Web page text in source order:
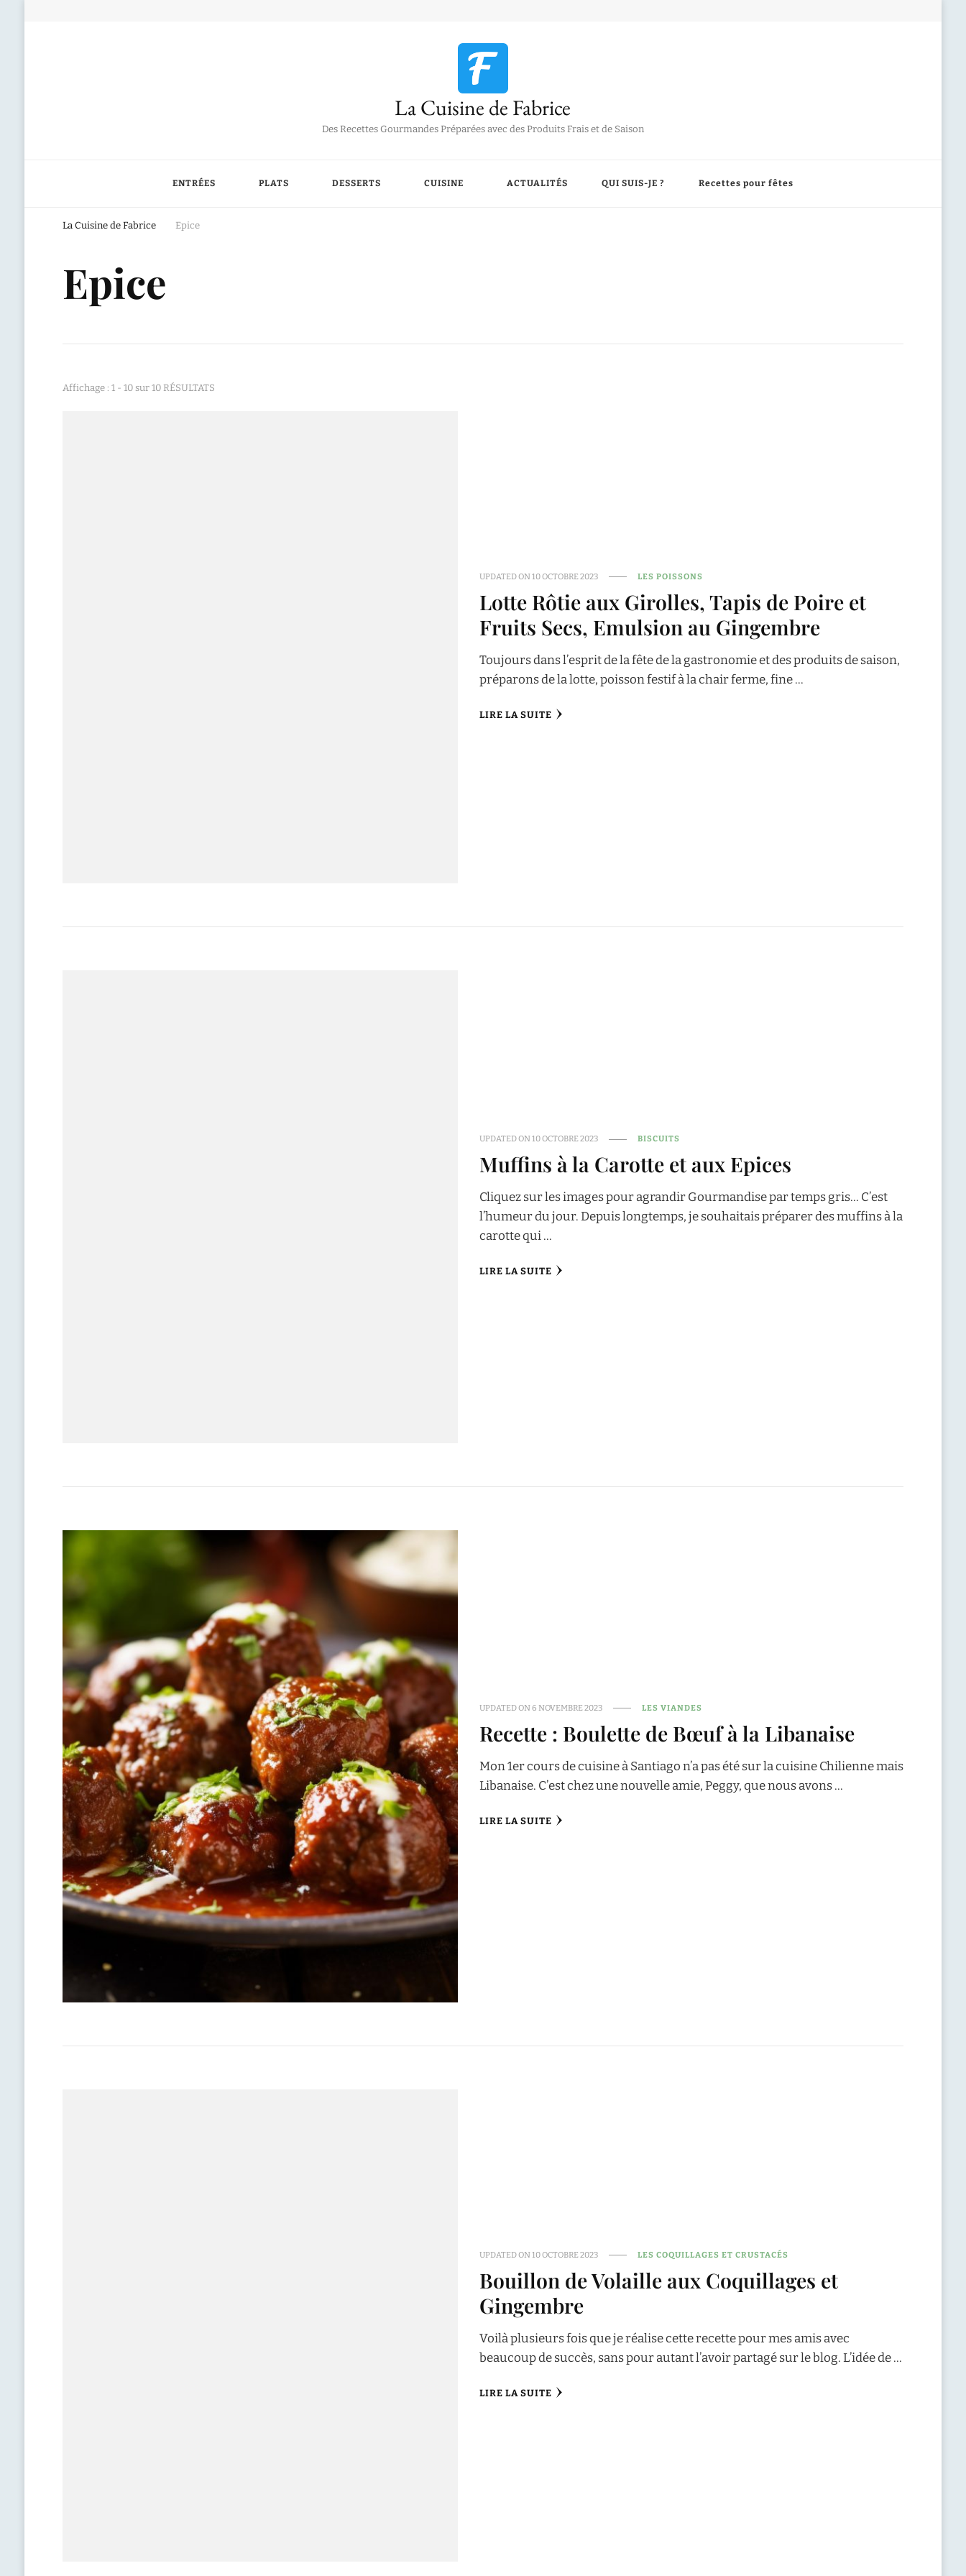
La Cuisine de Fabrice
Des Recettes Gourmandes Préparées avec des Produits Frais et de Saison
ENTRÉES PLATS DESSERTS CUISINE ACTUALITÉS QUI SUIS-JE ? Recettes pour fêtes
La Cuisine de Fabrice Epice
Epice
Affichage : 1 - 10 sur 10 RÉSULTATS
UPDATED ON10 OCTOBRE 2023 LES POISSONS
Lotte Rôtie aux Girolles, Tapis de Poire et
Fruits Secs, Emulsion au Gingembre
Toujours dans l’esprit de la fête de la gastronomie et des produits de saison,
préparons de la lotte, poisson festif à la chair ferme, fine …
LIRE LA SUITE
UPDATED ON10 OCTOBRE 2023 BISCUITS
Muffins à la Carotte et aux Epices
Cliquez sur les images pour agrandir Gourmandise par temps gris… C’est
l’humeur du jour. Depuis longtemps, je souhaitais préparer des muffins à la
carotte qui …
LIRE LA SUITE
UPDATED ON6 NOVEMBRE 2023 LES VIANDES
Recette : Boulette de Bœuf à la Libanaise
Mon 1er cours de cuisine à Santiago n’a pas été sur la cuisine Chilienne mais
Libanaise. C’est chez une nouvelle amie, Peggy, que nous avons …
LIRE LA SUITE
UPDATED ON10 OCTOBRE 2023 LES COQUILLAGES ET CRUSTACÉS
Bouillon de Volaille aux Coquillages et
Gingembre
Voilà plusieurs fois que je réalise cette recette pour mes amis avec
beaucoup de succès, sans pour autant l’avoir partagé sur le blog. L’idée de …
LIRE LA SUITE